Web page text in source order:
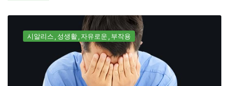
시알리스 성생활 자유로운 부작용